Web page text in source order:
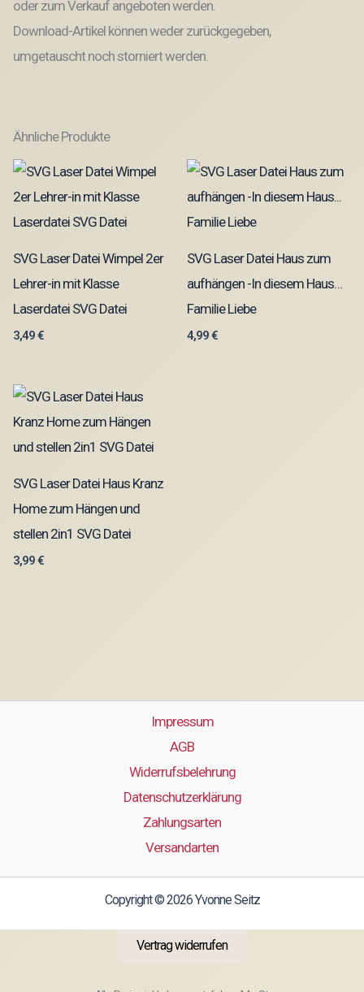
oder zum Verkauf angeboten werden.
Download-Artikel können weder zurückgegeben,
umgetauscht noch storniert werden.
Ähnliche Produkte
SVG Laser Datei Wimpel 2er
Lehrer-in mit Klasse
Laserdatei SVG Datei
3,49€
SVG Laser Datei Haus zum
aufhängen -In diesem Haus…
Familie Liebe
4,99€
SVG Laser Datei Haus Kranz
Home zum Hängen und
stellen 2in1 SVG Datei
3,99€
Impressum
AGB
Widerrufsbelehrung
Datenschutzerklärung
Zahlungsarten
Versandarten
Copyright © 2026 Yvonne Seitz
Vertrag widerrufen